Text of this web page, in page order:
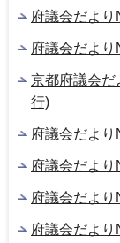
府議会だよ
府議会だよ
京都府議会だ
行)
府議会だよ
府議会だよ
府議会だよ
府議会だよ